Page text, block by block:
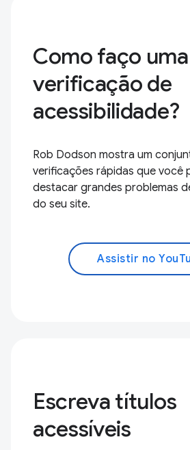
Como faço uma
verificação de
acessibilidade?
Rob Dodson mostra um
verificações rápidas que você
destacar grandes problemas
do seu site.
Assistir no
Escreva títulos
acessíveis